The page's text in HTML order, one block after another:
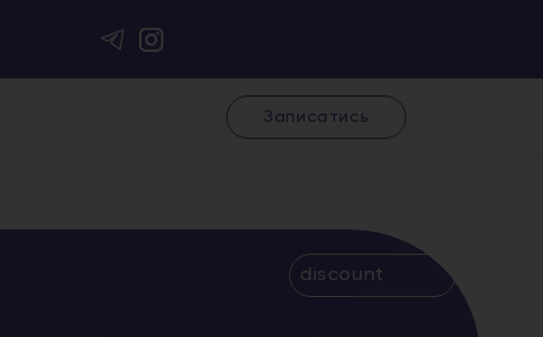
Записатись
discount